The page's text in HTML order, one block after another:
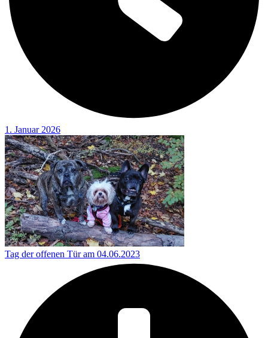
1. Januar 2026
Tag der offenen Tür am 04.06.2023